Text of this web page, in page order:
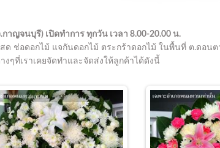
กาญจนบุรี) เปิดทำการทุกวัน เวลา 8.00-20.00 น.
ด ช่อดอกไม้ แจกันดอกไม้ ตระกร้าดอกไม้ ในพื้นที่ ต.ดอน
ๆที่เราเคยจัดทำและจัดส่งให้ลูกค้าได้ดังนี้